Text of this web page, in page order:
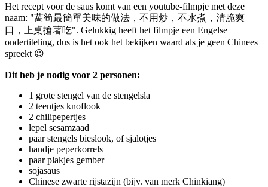
Het recept voor de saus komt van een youtube-filmpje met deze
naam: "萵筍最簡單美味的做法，不用炒，不水煮，清脆爽
口，上桌搶著吃". Gelukkig heeft het filmpje een Engelse
ondertiteling, dus is het ook het bekijken waard als je geen Chinees
spreekt 😉
Dit heb je nodig voor 2 personen:
1 grote stengel van de stengelsla
2 teentjes knoflook
2 chilipepertjes
lepel sesamzaad
paar stengels bieslook, of sjalotjes
handje peperkorrels
paar plakjes gember
sojasaus
Chinese zwarte rijstazijn (bijv. van merk Chinkiang)